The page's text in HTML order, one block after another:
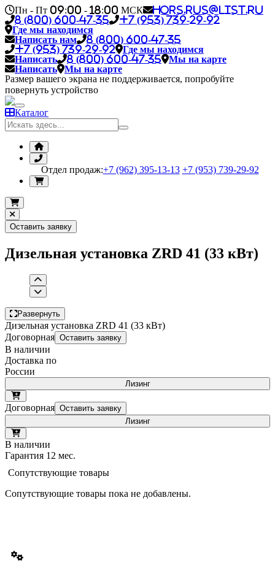
Пн - Пт 09:00 - 18:00 МСК
hors.rus@list.ru
8 (800) 600-47-35
+7 (953) 739-29-92
Где мы находимся
Написать нам
8 (800) 600-47-35
+7 (953) 739-29-92
Где мы находимся
Написать
8 (800) 600-47-35
Мы на карте
Написать
Мы на карте
Размер вашего экрана не поддерживается, попробуйте
повернуть устройство
Каталог
Отдел продаж:+7 (962) 395-13-13 +7 (953) 739-29-92
Оставить заявку
Дизельная установка ZRD 41 (33 кВт)
Развернуть
Дизельная установка ZRD 41 (33 кВт)
Договорная Оставить заявку
В наличии
Доставка по
России
Лизинг
Договорная Оставить заявку
Лизинг
В наличии
Гарантия 12 мес.
Сопутствующие товары
Сопутствующие товары пока не добавлены.